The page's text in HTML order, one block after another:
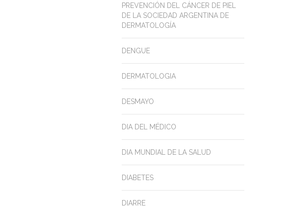
PREVENCIÓN DEL CÁNCER DE PIEL
DE LA SOCIEDAD ARGENTINA DE
DERMATOLOGÍA
DENGUE
DERMATOLOGIA
DESMAYO
DIA DEL MÉDICO
DIA MUNDIAL DE LA SALUD
DIABETES
DIARRE